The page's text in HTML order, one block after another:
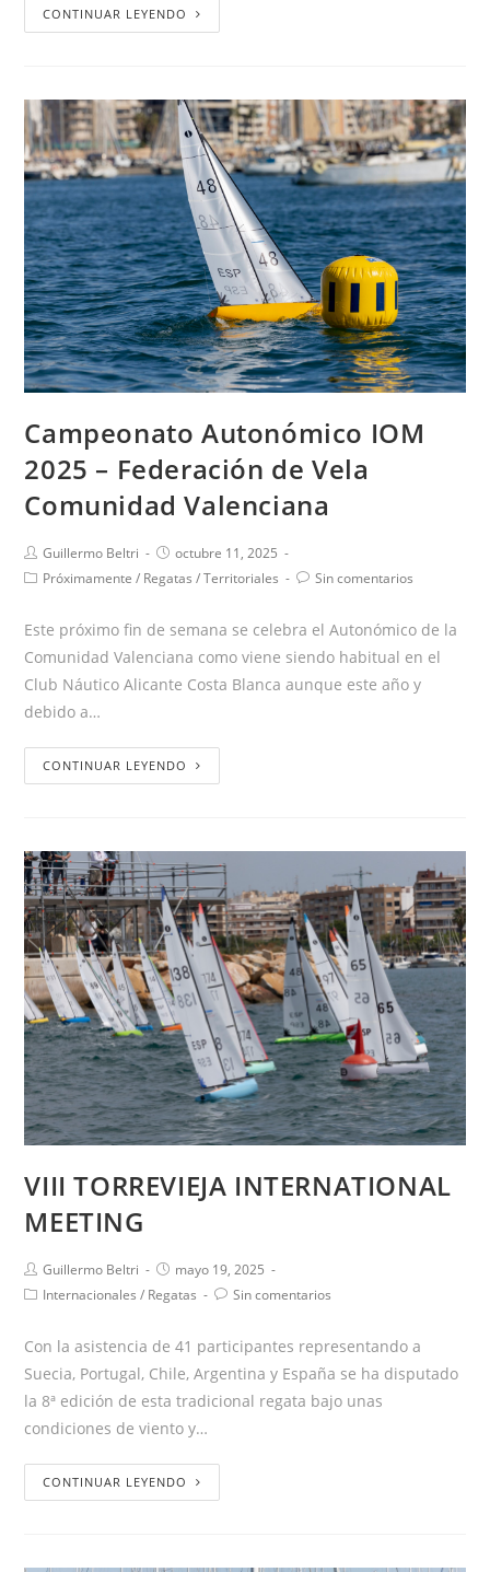
CONTINUAR LEYENDO
Campeonato Autonómico IOM
2025 – Federación de Vela
Comunidad Valenciana
Guillermo Beltri
octubre 11, 2025
Próximamente / Regatas / Territoriales Sin comentarios
Este próximo fin de semana se celebra el Autonómico de la
Comunidad Valenciana como viene siendo habitual en el
Club Náutico Alicante Costa Blanca aunque este año y
debido a…
CONTINUAR LEYENDO
VIII TORREVIEJA INTERNATIONAL
MEETING
Guillermo Beltri
mayo 19, 2025
Internacionales / Regatas Sin comentarios
Con la asistencia de 41 participantes representando a
Suecia, Portugal, Chile, Argentina y España se ha disputado
la 8ª edición de esta tradicional regata bajo unas
condiciones de viento y…
CONTINUAR LEYENDO